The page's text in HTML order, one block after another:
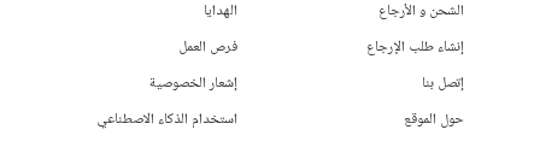
الشحن و الأرجاع
إنشاء طلب الإرجاع
إتصل بنا
حول الموقع
الهدايا
فرص العمل
إشعار الخصوصية
استخدام الذكاء الاصطناعي